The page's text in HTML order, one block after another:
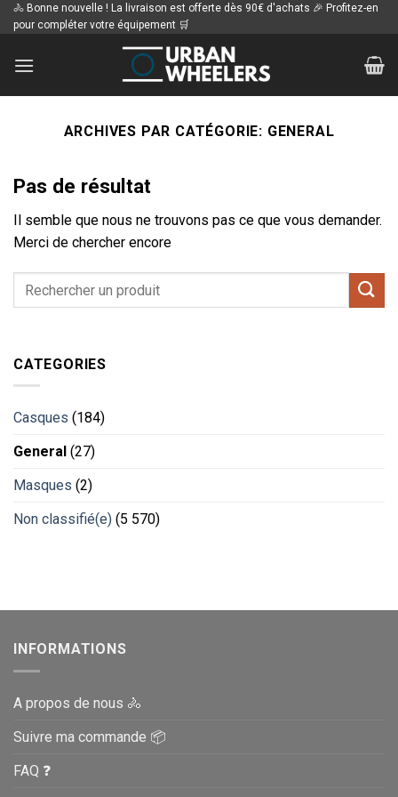
Passer
au
🚴 Bonne nouvelle ! La livraison est offerte dès 90€ d'achats 🎉 Profitez-en
pour compléter votre équipement 🛒
ARCHIVES PAR CATÉGORIE: GENERAL
Pas de résultat
Il semble que nous ne trouvons pas ce que vous demander.
Merci de chercher encore
CATEGORIES
Casques (184)
General (27)
Masques (2)
Non classifié(e) (5 570)
INFORMATIONS
A propos de nous 🚴
Suivre ma commande 📦
FAQ ❓